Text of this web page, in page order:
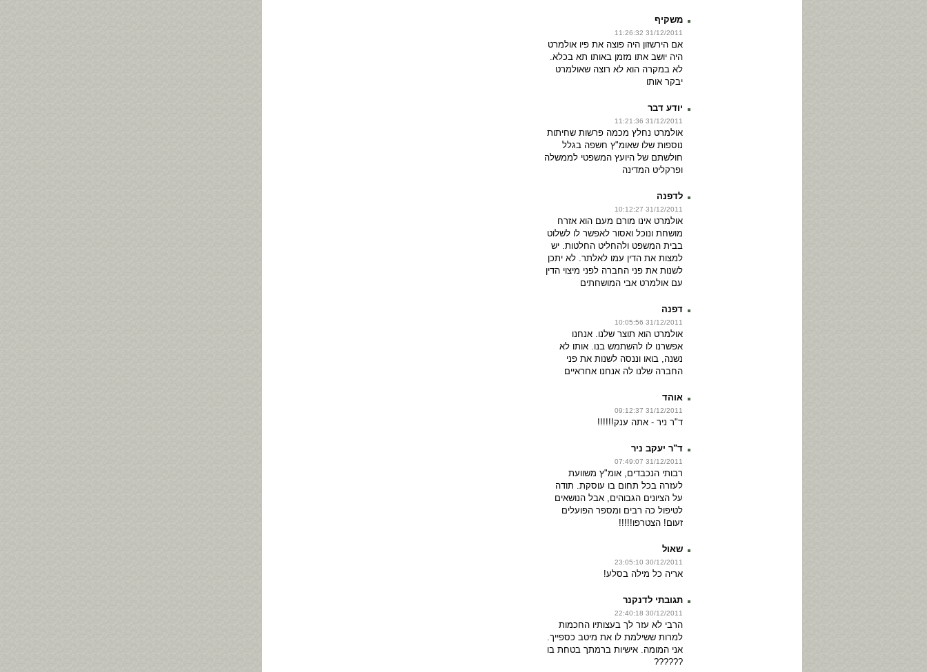
משקיף
31/12/2011 11:26:32
אם הירשזון היה פוצה את פיו אולמרט
היה יושב אתו מזמן באותו תא בכלא.
לא במקרה הוא לא רוצה שאולמרט
יבקר אותו
יודע דבר
31/12/2011 11:21:36
אולמרט נחלץ מכמה פרשות שחיתות
נוספות שלו שאומ"ץ חשפה בגלל
חולשתם של היועץ המשפטי לממשלה
ופרקליט המדינה
לדפנה
31/12/2011 10:12:27
אולמרט אינו מורם מעם הוא אזרח
מושחת ונוכל ואסור לאפשר לו לשלוט
בבית המשפט ולהחליט החלטות. יש
למצות את הדין עמו לאלתר. לא יתכן
לשנות את פני החברה לפני מיצוי הדין
עם אולמרט אבי המושחתים
דפנה
31/12/2011 10:05:56
אולמרט הוא תוצר שלנו. אנחנו
אפשרנו לו להשתמש בנו. אותו לא
נשנה, בואו וננסה לשנות את פני
החברה שלנו לה אנחנו אחראיים
אוהד
31/12/2011 09:12:37
ד"ר ניר - אתה ענק!!!!!!
ד"ר יעקב ניר
31/12/2011 07:49:07
רבותי הנכבדים, אומ"ץ משוועת
לעזרה בכל תחום בו עוסקת. תודה
על הציונים הגבוהים, אבל הנושאים
לטיפול כה רבים ומספר הפועלים
זעום! הצטרפו!!!!!
שאול
30/12/2011 23:05:10
אריה כל מילה בסלע!
תגובתי לדנקנר
30/12/2011 22:40:18
הרבי לא עזר לך בעצותיו החכמות
למרות ששילמת לו את מיטב כספייך.
אני המומה. אישיות ברמתך בטחת בו
??????